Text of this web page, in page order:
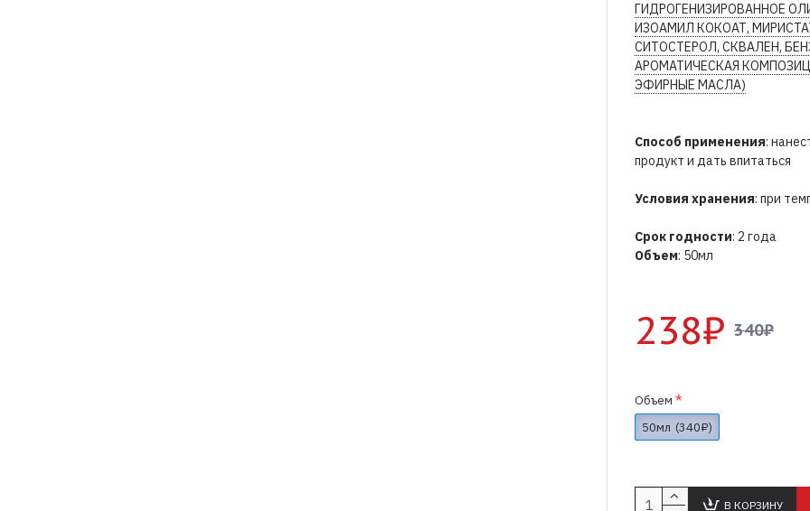
ГИДРОГЕНИЗИРОВАННОЕ
ИЗОАМИЛ КОКОАТ,
СИТОСТЕРОЛ, СКВАЛЕН,
АРОМАТИЧЕСКАЯ
ЭФИРНЫЕ МАСЛА)
Способ применения:
продукт и дать впитаться
Условия хранения: при
Срок годности: 2 года
Объем: 50мл
340₽
238₽
Объем
50мл (340₽)
В КОРЗИНУ